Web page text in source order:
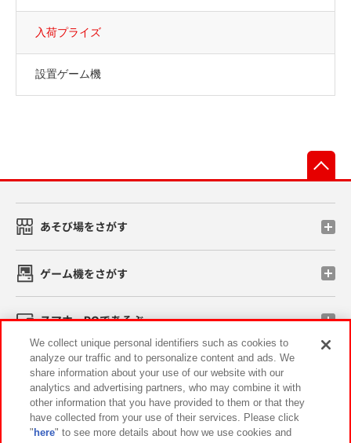
入荷プライズ
設置ゲーム機
あそび場をさがす
ゲーム機をさがす
スマホ・PCであそぶ
イベント・キャンペーン
We collect unique personal identifiers such as cookies to
analyze our traffic and to personalize content and ads. We
share information about your use of our website with our
analytics and advertising partners, who may combine it with
other information that you have provided to them or that they
have collected from your use of their services. Please click
" here" to see more details about how we use cookies and